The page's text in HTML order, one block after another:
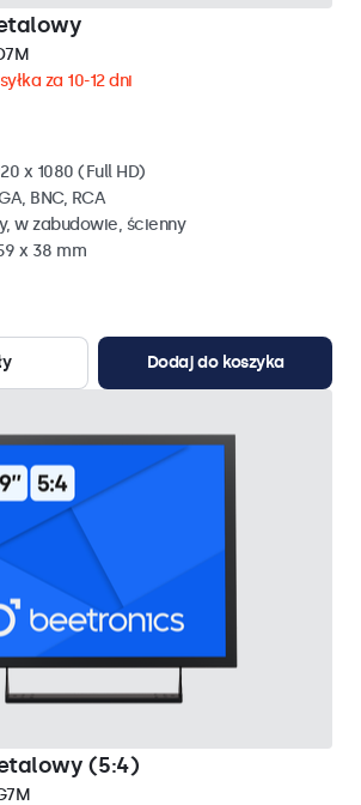
za 10-12 dni
x 1080 (Full HD)
BNC, RCA
w zabudowie, ścienny
x 38 mm
Dodaj do koszyka
(5:4)